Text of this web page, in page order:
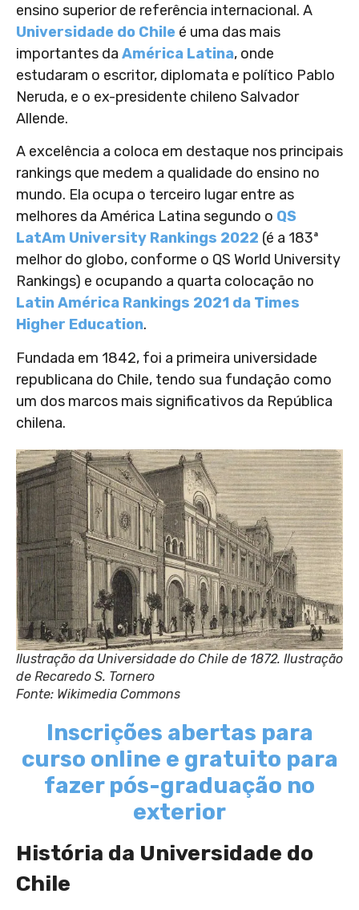
ensino superior de referência internacional. A
Universidade do Chile é uma das mais
importantes da América Latina, onde
estudaram o escritor, diplomata e político Pablo
Neruda, e o ex-presidente chileno Salvador
Allende.
A excelência a coloca em destaque nos principais
rankings que medem a qualidade do ensino no
mundo. Ela ocupa o terceiro lugar entre as
melhores da América Latina segundo o QS
LatAm University Rankings 2022 (é a 183ª
melhor do globo, conforme o QS World University
Rankings) e ocupando a quarta colocação no
Latin América Rankings 2021 da Times
Higher Education.
Fundada em 1842, foi a primeira universidade
republicana do Chile, tendo sua fundação como
um dos marcos mais significativos da República
chilena.
Ilustração da Universidade do Chile de 1872. Ilustração
de Recaredo S. Tornero
Fonte: Wikimedia Commons
Inscrições abertas para
curso online e gratuito para
fazer pós-graduação no
exterior
História da Universidade do
Chile